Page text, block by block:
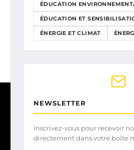
ÉDUCATION
ÉDUCATION ET
ÉNERGIE ET CLIMAT
NEWSLETTER
Inscrivez-vous pour recevoir
directement dans votre boîte